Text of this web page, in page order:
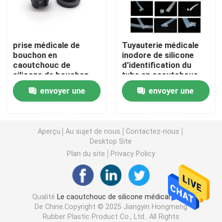
Accessoires de collection de sang
Bouchon de caoutchouc butylique
Caoutchouc butylique halogéné
Tube médical de silicone
Tube de drainage
prise médicale de
bouchon en
caoutchouc de
silicone de bouchon
d'OIN Bromobutyl de
20mm envoyer une
Tuyauterie médicale
inodore de silicone
d'identification du
tube en caoutchouc
2mm de silicone
envoyer une
Aperçu Au sujet de nous
Contactez-nous
Desktop Site
Plan du site
Privacy Policy
Qualité Le caoutchouc de silicone médicalUsine
De Chine.Copyright © 2025 Jiangyin Hongmeng
Rubber Plastic Product Co., Ltd.. All Rights